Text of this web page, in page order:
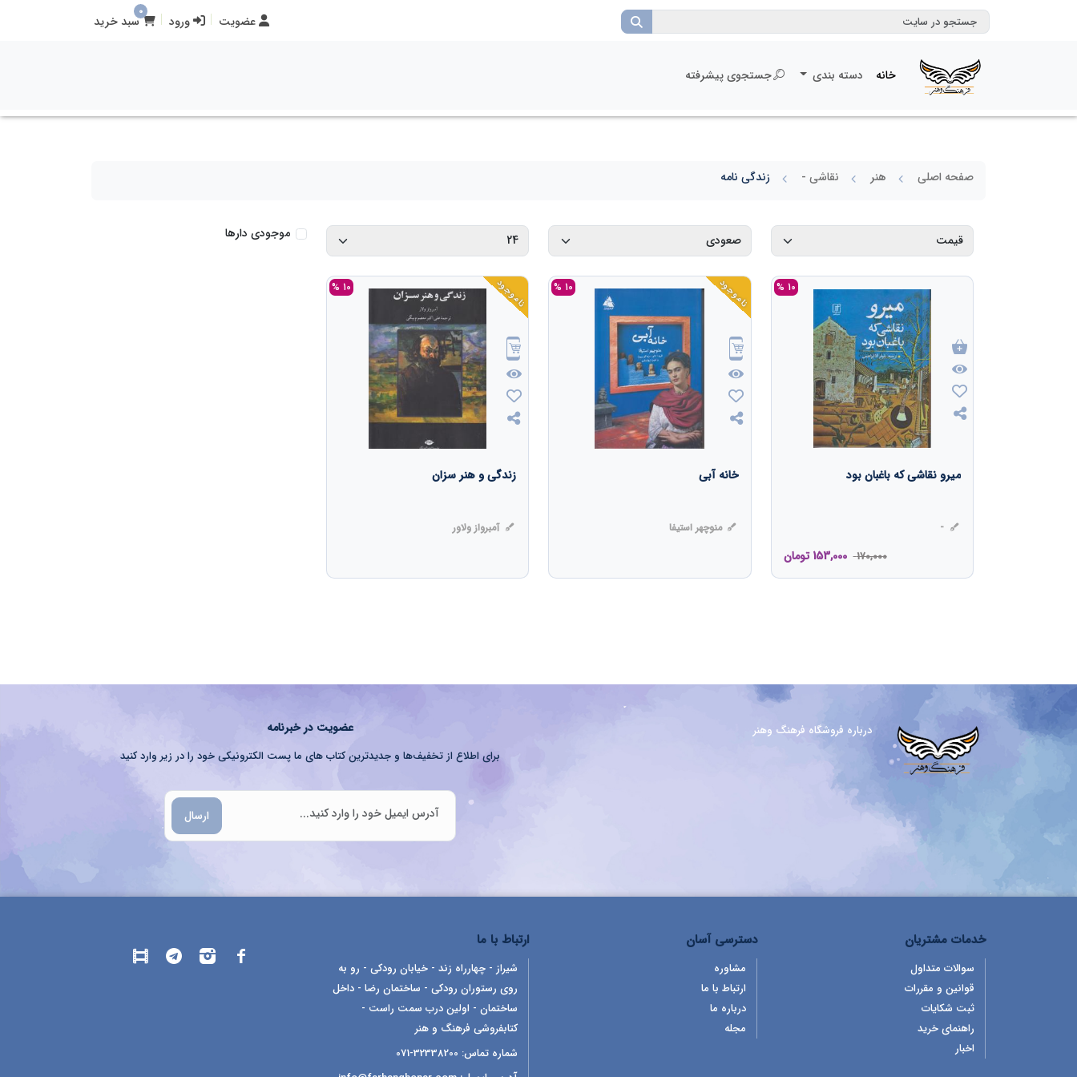
عضویت ورود
0
سبد خرید
خانه دسته بندی جستجوی پیشرفته
صفحه اصلی هنر نقاشی - زندگی نامه
موجودی دارها
10 %
میرو نقاشی که باغبان بود
-
170,000
153,000 تومان
ناموجود 10 %
خانه آبی
منوچهر استیفا
ناموجود 10 %
زندگی و هنر سزان
آمبرواز ولاور
درباره فروشگاه فرهنگ وهنر عضویت در خبرنامه
برای اطلاع از تخفیف‌ها و جدیدترین کتاب های ما پست الکترونیکی خود را در زیر وارد کنید
ارسال
خدمات مشتریان
سوالات متداول
قوانین و مقررات
ثبت شکایات
راهنمای خرید
اخبار
دسترسی آسان
مشاوره
ارتباط با ما
درباره ما
مجله
ارتباط با ما
شیراز - چهارراه زند - خیابان رودکی - رو به
روی رستوران رودکی - ساختمان رضا - داخل
ساختمان - اولین درب سمت راست -
کتابفروشی فرهنگ و هنر
شماره تماس: 32338200-071